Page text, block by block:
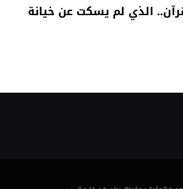
الذي لم يسكت عن خيانة